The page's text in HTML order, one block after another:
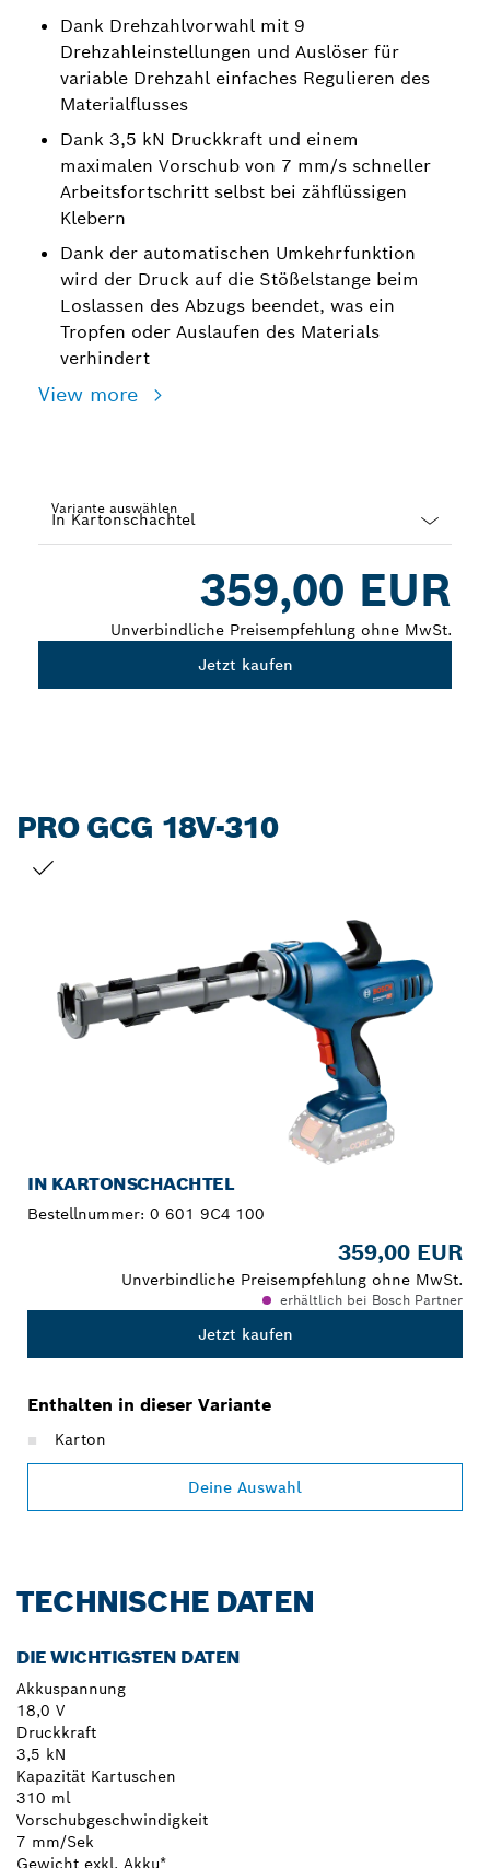
Dank Drehzahlvorwahl mit 9
Drehzahleinstellungen und Auslöser für
variable Drehzahl einfaches Regulieren des
Materialflusses
Dank 3,5 kN Druckkraft und einem
maximalen Vorschub von 7 mm/s schneller
Arbeitsfortschritt selbst bei zähflüssigen
Klebern
Dank der automatischen Umkehrfunktion
wird der Druck auf die Stößelstange beim
Loslassen des Abzugs beendet, was ein
Tropfen oder Auslaufen des Materials
verhindert
View more
Variante auswählen
359,00 EUR
Unverbindliche Preisempfehlung ohne MwSt.
Jetzt kaufen
PRO GCG 18V-310
IN KARTONSCHACHTEL
Bestellnummer: 0 601 9C4 100
359,00 EUR
Unverbindliche Preisempfehlung ohne MwSt.
erhältlich bei Bosch Partner
Jetzt kaufen
Enthalten in dieser Variante
Karton
Deine Auswahl
TECHNISCHE DATEN
DIE WICHTIGSTEN DATEN
Akkuspannung
18,0 V
Druckkraft
3,5 kN
Kapazität Kartuschen
310 ml
Vorschubgeschwindigkeit
7 mm/Sek
Gewicht exkl. Akku*